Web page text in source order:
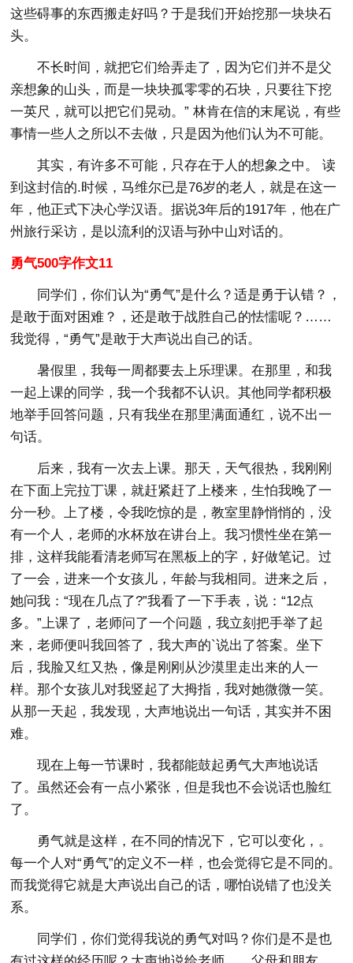
这些碍事的东西搬走好吗？于是我们开始挖那一块块石
头。
不长时间，就把它们给弄走了，因为它们并不是父
亲想象的山头，而是一块块孤零零的石块，只要往下挖
一英尺，就可以把它们晃动。” 林肯在信的末尾说，有些
事情一些人之所以不去做，只是因为他们认为不可能。
其实，有许多不可能，只存在于人的想象之中。 读
到这封信的.时候，马维尔已是76岁的老人，就是在这一
年，他正式下决心学汉语。据说3年后的1917年，他在广
州旅行采访，是以流利的汉语与孙中山对话的。
勇气500字作文11
同学们，你们认为“勇气”是什么？适是勇于认错？，
是敢于面对困难？，还是敢于战胜自己的怯懦呢？……
我觉得，“勇气”是敢于大声说出自己的话。
暑假里，我每一周都要去上乐理课。在那里，和我
一起上课的同学，我一个我都不认识。其他同学都积极
地举手回答问题，只有我坐在那里满面通红，说不出一
句话。
后来，我有一次去上课。那天，天气很热，我刚刚
在下面上完拉丁课，就赶紧赶了上楼来，生怕我晚了一
分一秒。上了楼，令我吃惊的是，教室里静悄悄的，没
有一个人，老师的水杯放在讲台上。我习惯性坐在第一
排，这样我能看清老师写在黑板上的字，好做笔记。过
了一会，进来一个女孩儿，年龄与我相同。进来之后，
她问我：“现在几点了?”我看了一下手表，说：“12点
多。”上课了，老师问了一个问题，我立刻把手举了起
来，老师便叫我回答了，我大声的`说出了答案。坐下
后，我脸又红又热，像是刚刚从沙漠里走出来的人一
样。那个女孩儿对我竖起了大拇指，我对她微微一笑。
从那一天起，我发现，大声地说出一句话，其实并不困
难。
现在上每一节课时，我都能鼓起勇气大声地说话
了。虽然还会有一点小紧张，但是我也不会说话也脸红
了。
勇气就是这样，在不同的情况下，它可以变化，。
每一个人对“勇气”的定义不一样，也会觉得它是不同的。
而我觉得它就是大声说出自己的话，哪怕说错了也没关
系。
同学们，你们觉得我说的勇气对吗？你们是不是也